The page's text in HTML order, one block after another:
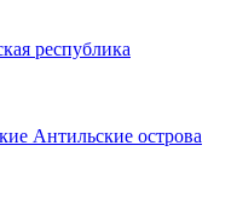
республика
Антильские острова